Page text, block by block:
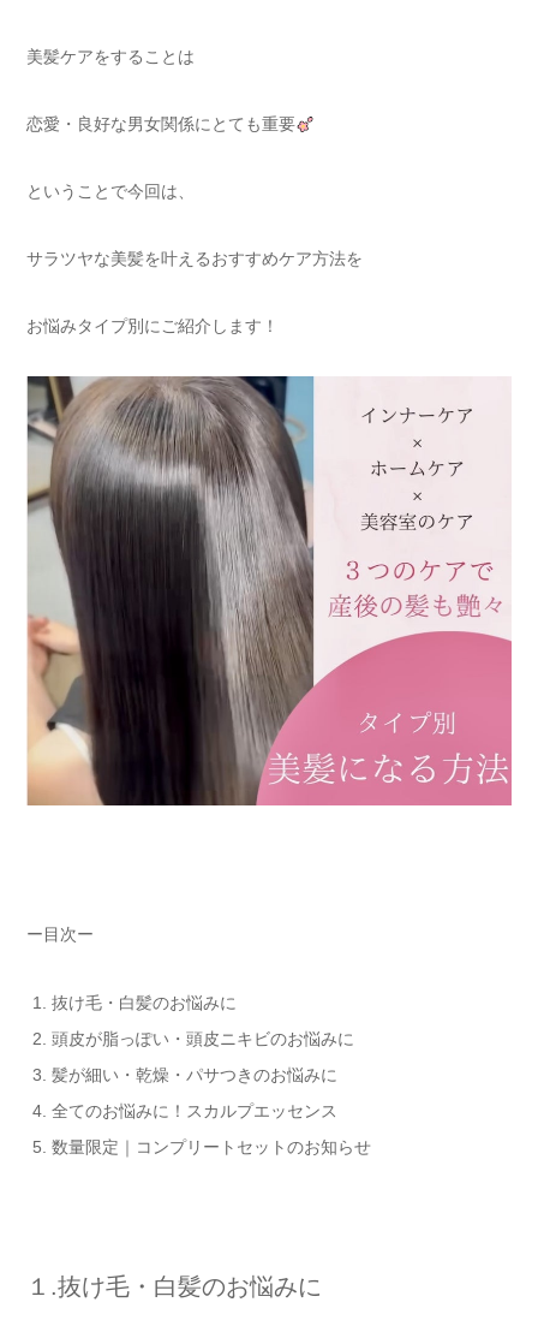
美髪ケアをすることは
恋愛・良好な男女関係にとても重要
ということで今回は、
サラツヤな美髪を叶えるおすすめケア方法を
お悩みタイプ別にご紹介します！
ー目次ー
抜け毛・白髪のお悩みに
頭皮が脂っぽい・頭皮ニキビのお悩みに
髪が細い・乾燥・パサつきのお悩みに
全てのお悩みに！スカルプエッセンス
数量限定｜コンプリートセットのお知らせ
１.抜け毛・白髪のお悩みに